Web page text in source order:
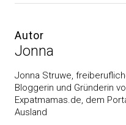
Autor
Jonna
Jonna Struwe,
Bloggerin und Gründerin
Expatmamas.de, dem
Ausland